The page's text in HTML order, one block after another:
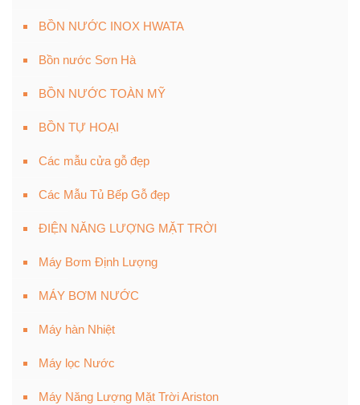
BỒN NƯỚC INOX HWATA
Bồn nước Sơn Hà
BỒN NƯỚC TOÀN MỸ
BỒN TỰ HOẠI
Các mẫu cửa gỗ đẹp
Các Mẫu Tủ Bếp Gỗ đẹp
ĐIỆN NĂNG LƯỢNG MẶT TRỜI
Máy Bơm Định Lượng
MÁY BƠM NƯỚC
Máy hàn Nhiệt
Máy lọc Nước
Máy Năng Lượng Mặt Trời Ariston